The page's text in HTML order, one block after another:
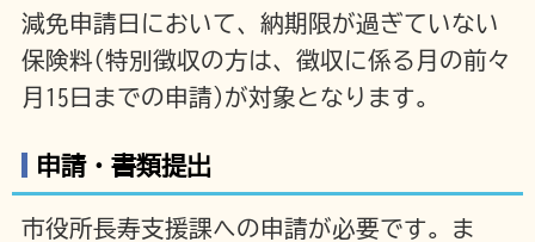
減免申請日において、納期限が過ぎていない
保険料(特別徴収の方は、徴収に係る月の前々
月15日までの申請)が対象となります。
申請・書類提出
市役所長寿支援課への申請が必要です。ま